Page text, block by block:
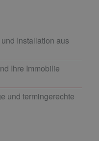
Installation aus
Ihre Immobilie
und termingerechte